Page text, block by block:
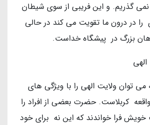
گذریم. و این فریبی از سوی شیطان
در درون ما تقویت می کند در حالی
بزرگ در پیشگاه خداست.
الهی
توان ولایت الهی را با ویژگی های
کربلاست. حضرت بعضی از افراد را
فرا خواندند که این نه برای خود